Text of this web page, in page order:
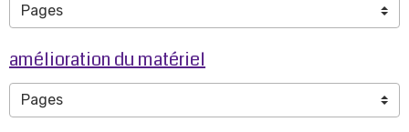
amélioration du matériel